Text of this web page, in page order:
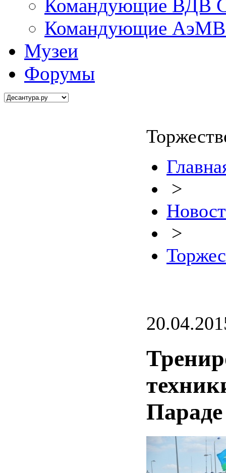
Командующие ВДВ
Командующие АэМВ
Музеи
Форумы
>
>
Параде